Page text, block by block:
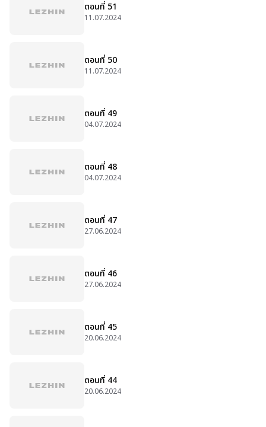
ตอนที่ 51
11.07.2024
ตอนที่ 50
11.07.2024
ตอนที่ 49
04.07.2024
ตอนที่ 48
04.07.2024
ตอนที่ 47
27.06.2024
ตอนที่ 46
27.06.2024
ตอนที่ 45
20.06.2024
ตอนที่ 44
20.06.2024